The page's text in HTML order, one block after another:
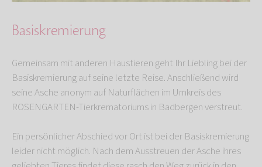
Basiskremierung
Gemeinsam mit anderen Haustieren geht Ihr Liebling bei der
Basiskremierung auf seine letzte Reise. Anschließend wird
seine Asche anonym auf Naturflächen im Umkreis des
ROSENGARTEN-Tierkrematoriums in Badbergen verstreut.
Ein persönlicher Abschied vor Ort ist bei der Basiskremierung
leider nicht möglich. Nach dem Ausstreuen der Asche ihres